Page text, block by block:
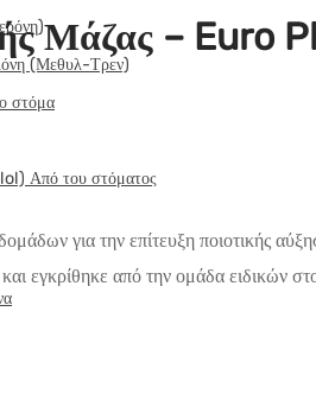
(Μεθυλ-Τρεν)
στόμα
Από του στόματος
Μάζας – Euro
για την επίτευξη ποιοτικής
και εγκρίθηκε από την ομάδα ειδικών